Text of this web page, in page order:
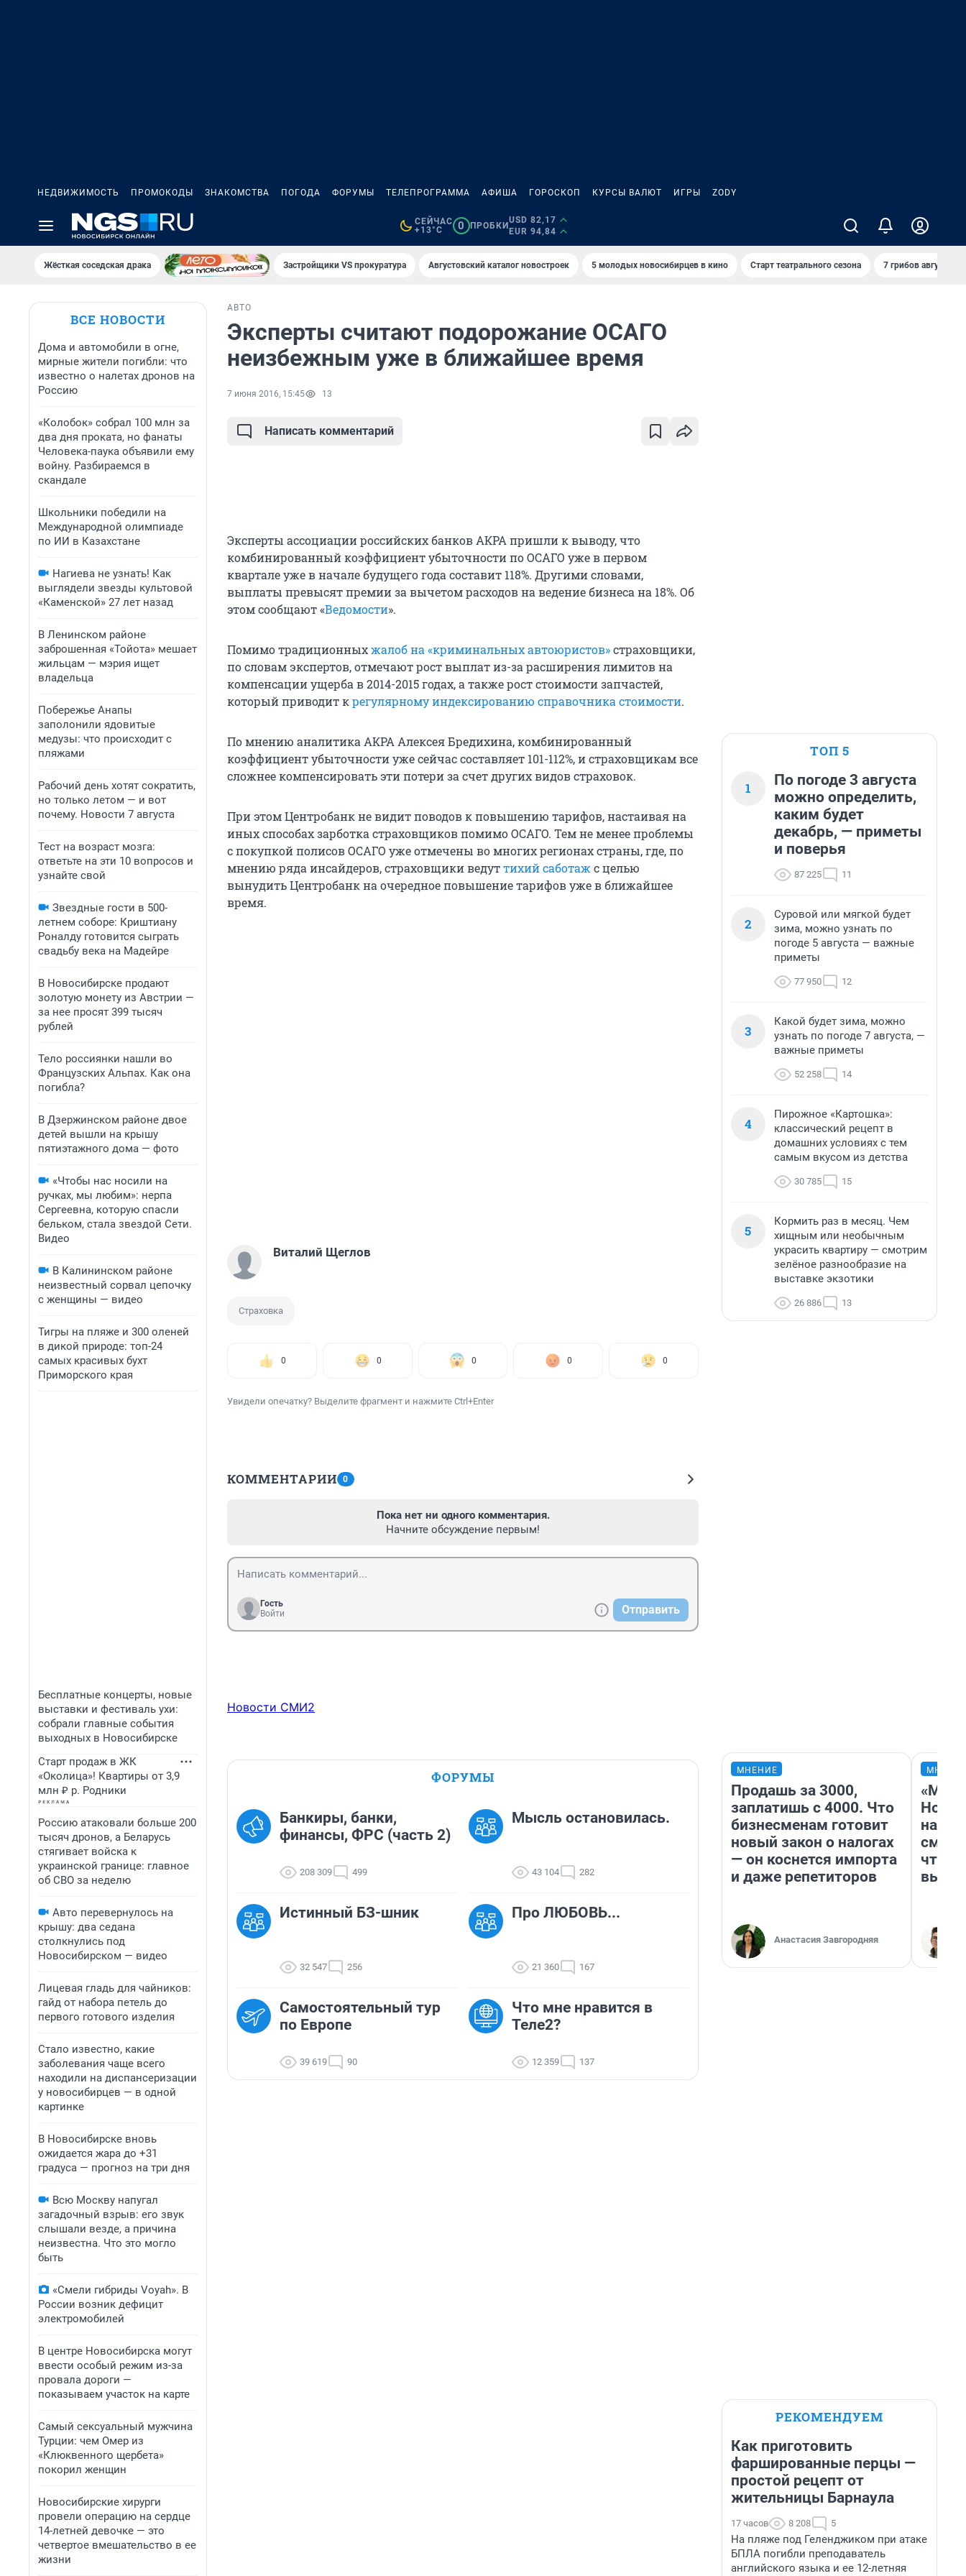
НЕДВИЖИМОСТЬ ПРОМОКОДЫ ЗНАКОМСТВА ПОГОДА ФОРУМЫ ТЕЛЕПРОГРАММА АФИША ГОРОСКОП КУРСЫ ВАЛЮТ ИГРЫ ZODY
СЕЙЧАС
+13°C
0 ПРОБКИ
USD 82,17
EUR 94,84
Жёсткая соседская драка Застройщики VS прокуратура Августовский каталог новостроек 5 молодых новосибирцев в кино Старт театрального сезона 7 грибов августа
ВСЕ НОВОСТИ
Дома и автомобили в огне,
мирные жители погибли: что
известно о налетах дронов на
Россию
«Колобок» собрал 100 млн за
два дня проката, но фанаты
Человека-паука объявили ему
войну. Разбираемся в
скандале
Школьники победили на
Международной олимпиаде
по ИИ в Казахстане
Нагиева не узнать! Как
выглядели звезды культовой
«Каменской» 27 лет назад
В Ленинском районе
заброшенная «Тойота» мешает
жильцам — мэрия ищет
владельца
Побережье Анапы
заполонили ядовитые
медузы: что происходит с
пляжами
Рабочий день хотят сократить,
но только летом — и вот
почему. Новости 7 августа
Тест на возраст мозга:
ответьте на эти 10 вопросов и
узнайте свой
Звездные гости в 500-
летнем соборе: Криштиану
Роналду готовится сыграть
свадьбу века на Мадейре
В Новосибирске продают
золотую монету из Австрии —
за нее просят 399 тысяч
рублей
Тело россиянки нашли во
Французских Альпах. Как она
погибла?
В Дзержинском районе двое
детей вышли на крышу
пятиэтажного дома — фото
«Чтобы нас носили на
ручках, мы любим»: нерпа
Сергеевна, которую спасли
бельком, стала звездой Сети.
Видео
В Калининском районе
неизвестный сорвал цепочку
с женщины — видео
Тигры на пляже и 300 оленей
в дикой природе: топ-24
самых красивых бухт
Приморского края
Бесплатные концерты, новые
выставки и фестиваль ухи:
собрали главные события
выходных в Новосибирске
Старт продаж в ЖК
«Околица»! Квартиры от 3,9
млн ₽ р. Родники
Россию атаковали больше 200
тысяч дронов, а Беларусь
стягивает войска к
украинской границе: главное
об СВО за неделю
Авто перевернулось на
крышу: два седана
столкнулись под
Новосибирском — видео
Лицевая гладь для чайников:
гайд от набора петель до
первого готового изделия
Стало известно, какие
заболевания чаще всего
находили на диспансеризации
у новосибирцев — в одной
картинке
В Новосибирске вновь
ожидается жара до +31
градуса — прогноз на три дня
Всю Москву напугал
загадочный взрыв: его звук
слышали везде, а причина
неизвестна. Что это могло
быть
«Смели гибриды Voyah». В
России возник дефицит
электромобилей
В центре Новосибирска могут
ввести особый режим из-за
провала дороги —
показываем участок на карте
Самый сексуальный мужчина
Турции: чем Омер из
«Клюквенного щербета»
покорил женщин
Новосибирские хирурги
провели операцию на сердце
14-летней девочке — это
четвертое вмешательство в ее
жизни
АВТО
Эксперты считают подорожание ОСАГО
неизбежным уже в ближайшее время
7 июня 2016, 15:45 13
Написать комментарий
Эксперты ассоциации российских банков АКРА пришли к выводу, что
комбинированный коэффициент убыточности по ОСАГО уже в первом
квартале уже в начале будущего года составит 118%. Другими словами,
выплаты превысят премии за вычетом расходов на ведение бизнеса на 18%. Об
этом сообщают «Ведомости».
Помимо традиционныхжалоб на «криминальных автоюристов»страховщики,
по словам экспертов, отмечают рост выплат из-за расширения лимитов на
компенсации ущерба в 2014-2015 годах, а также рост стоимости запчастей,
который приводит крегулярному индексированию справочника стоимости.
По мнению аналитика АКРА Алексея Бредихина, комбинированный
коэффициент убыточности уже сейчас составляет 101-112%, и страховщикам все
сложнее компенсировать эти потери за счет других видов страховок.
При этом Центробанк не видит поводов к повышению тарифов, настаивая на
иных способах зарботка страховщиков помимо ОСАГО. Тем не менее проблемы
с покупкой полисов ОСАГО уже отмечены во многих регионах страны, где, по
мнению ряда инсайдеров, страховщики ведуттихий саботаж с целью
вынудить Центробанк на очередное повышение тарифов уже в ближайшее
время.
Виталий Щеглов
Страховка
0 0 0 0 0
Увидели опечатку? Выделите фрагмент и нажмите Ctrl+Enter
КОММЕНТАРИИ 0
Пока нет ни одного комментария.
Начните обсуждение первым!
Гость
Войти
Отправить
Новости СМИ2
ФОРУМЫ
Банкиры, банки,
финансы, ФРС (часть 2)
208 309 499
Мысль остановилась.
43 104 282
Истинный БЗ-шник
32 547 256
Про ЛЮБОВЬ...
21 360 167
Самостоятельный тур
по Европе
39 619 90
Что мне нравится в
Теле2?
12 359 137
ТОП 5
1
По погоде 3 августа
можно определить,
каким будет
декабрь, — приметы
и поверья
87 225 11
2
Суровой или мягкой будет
зима, можно узнать по
погоде 5 августа — важные
приметы
77 950 12
3
Какой будет зима, можно
узнать по погоде 7 августа, —
важные приметы
52 258 14
4
Пирожное «Картошка»:
классический рецепт в
домашних условиях с тем
самым вкусом из детства
30 785 15
5
Кормить раз в месяц. Чем
хищным или необычным
украсить квартиру — смотрим
зелёное разнообразие на
выставке экзотики
26 886 13
МНЕНИЕ
Продашь за 3000,
заплатишь с 4000. Что
бизнесменам готовит
новый закон о налогах
— он коснется импорта
и даже репетиторов
Анастасия Завгородняя
«Мы
РЕКОМЕНДУЕМ
Как приготовить
фаршированные перцы —
простой рецепт от
жительницы Барнаула
17 часов 8 208 5
На пляже под Геленджиком при атаке
БПЛА погибли преподаватель
английского языка и ее 12-летняя